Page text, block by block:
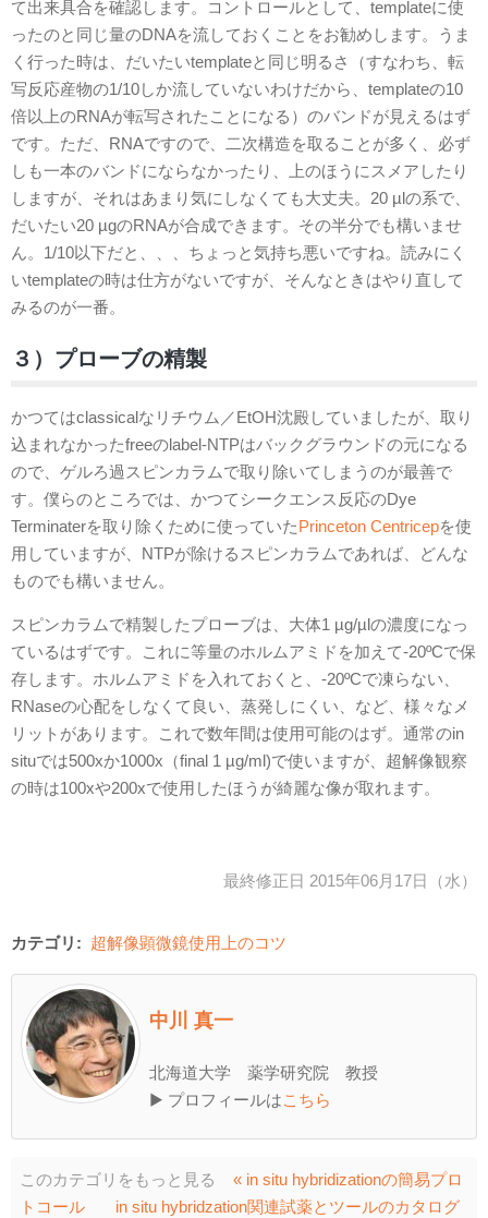
て出来具合を確認します。コントロールとして、templateに使
ったのと同じ量のDNAを流しておくことをお勧めします。うま
く行った時は、だいたいtemplateと同じ明るさ（すなわち、転
写反応産物の1/10しか流していないわけだから、templateの10
倍以上のRNAが転写されたことになる）のバンドが見えるはず
です。ただ、RNAですので、二次構造を取ることが多く、必ず
しも一本のバンドにならなかったり、上のほうにスメアしたり
しますが、それはあまり気にしなくても大丈夫。20 µlの系で、
だいたい20 µgのRNAが合成できます。その半分でも構いませ
ん。1/10以下だと、、、ちょっと気持ち悪いですね。読みにく
いtemplateの時は仕方がないですが、そんなときはやり直して
みるのが一番。
３）プローブの精製
かつてはclassicalなリチウム／EtOH沈殿していましたが、取り
込まれなかったfreeのlabel-NTPはバックグラウンドの元になる
ので、ゲルろ過スピンカラムで取り除いてしまうのが最善で
す。僕らのところでは、かつてシークエンス反応のDye
Terminaterを取り除くために使っていたPrinceton Centricepを使
用していますが、NTPが除けるスピンカラムであれば、どんな
ものでも構いません。
スピンカラムで精製したプローブは、大体1 µg/µlの濃度になっ
ているはずです。これに等量のホルムアミドを加えて-20ºCで保
存します。ホルムアミドを入れておくと、-20ºCで凍らない、
RNaseの心配をしなくて良い、蒸発しにくい、など、様々なメ
リットがあります。これで数年間は使用可能のはず。通常のin
situでは500xか1000x（final 1 µg/ml)で使いますが、超解像観察
の時は100xや200xで使用したほうが綺麗な像が取れます。
最終修正日 2015年06月17日（水）
カテゴリ: 超解像顕微鏡使用上のコツ
中川 真一
北海道大学 薬学研究院 教授
▶ プロフィールはこちら
このカテゴリをもっと見る
« in situ hybridizationの簡易プロ
トコール
in situ hybridzation関連試薬とツールのカタログ